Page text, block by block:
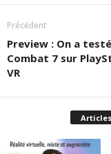
Précédent
Preview : On a
Combat 7 sur
VR